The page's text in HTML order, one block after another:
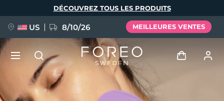
DÉCOUVREZ TOUS LES PRODUITS
US 8/10/26 MEILLEURES VENTES
NOUVEAU